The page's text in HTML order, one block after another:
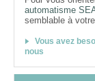
automatisme
semblable à
Vous avez
nous